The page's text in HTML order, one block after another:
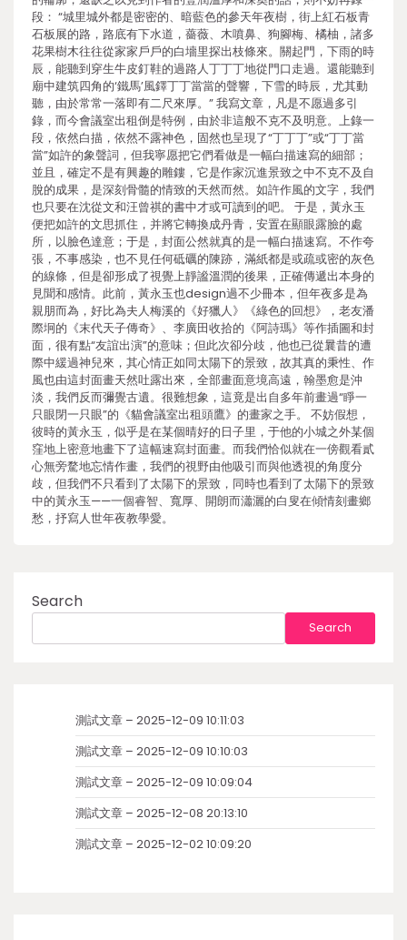
段： “城里城外都是密密的、暗藍色的參天年夜樹，街上紅石板青
石板展的路，路底有下水道，薔薇、木噴鼻、狗腳梅、橘柚，諸多
花果樹木往往從家家戶戶的白墻里探出枝條來。關起門，下雨的時
辰，能聽到穿生牛皮釘鞋的過路人丁丁丁地從門口走過。還能聽到
廟中建筑四角的‘鐵馬’風鐸丁丁當當的聲響，下雪的時辰，尤其動
聽，由於常常一落即有二尺來厚。” 我寫文章，凡是不愿過多引
錄，而今會議室出租倒是特例，由於非這般不克不及明意。上錄一
段，依然白描，依然不露神色，固然也呈現了“丁丁丁”或“丁丁當
當”如許的象聲詞，但我寧愿把它們看做是一幅白描速寫的細部；
並且，確定不是有興趣的雕鏤，它是作家沉進景致之中不克不及自
脫的成果，是深刻骨髓的情致的天然而然。如許作風的文字，我們
也只要在沈從文和汪曾祺的書中才或可讀到的吧。 于是，黃永玉
便把如許的文思抓住，并將它轉換成丹青，安置在顯眼露臉的處
所，以臉色達意；于是，封面公然就真的是一幅白描速寫。不作夸
張，不事感染，也不見任何砥礪的陳跡，滿紙都是或疏或密的灰色
的線條，但是卻形成了視覺上靜謐溫潤的後果，正確傳遞出本身的
見聞和感情。此前，黃永玉也design過不少冊本，但年夜多是為
親朋而為，好比為夫人梅溪的《好獵人》《綠色的回想》，老友潘
際坰的《末代天子傳奇》、李廣田收拾的《阿詩瑪》等作插圖和封
面，很有點“友誼出演”的意味；但此次卻分歧，他也已從曩昔的遭
際中緩過神兒來，其心情正如同太陽下的景致，故其真的秉性、作
風也由這封面畫天然吐露出來，全部畫面意境高遠，翰墨愈是沖
淡，我們反而彌覺古遺。很難想象，這竟是出自多年前畫過“睜一
只眼閉一只眼”的《貓會議室出租頭鷹》的畫家之手。 不妨假想，
彼時的黃永玉，似乎是在某個晴好的日子里，于他的小城之外某個
窪地上密意地畫下了這幅速寫封面畫。而我們恰似就在一傍觀看貳
心無旁騖地忘情作畫，我們的視野由他吸引而與他透視的角度分
歧，但我們不只看到了太陽下的景致，同時也看到了太陽下的景致
中的黃永玉——一個睿智、寬厚、開朗而瀟灑的白叟在傾情刻畫鄉
愁，抒寫人世年夜教學愛。
Search
Search
測試文章 – 2025-12-09 10:11:03
測試文章 – 2025-12-09 10:10:03
測試文章 – 2025-12-09 10:09:04
測試文章 – 2025-12-08 20:13:10
測試文章 – 2025-12-02 10:09:20